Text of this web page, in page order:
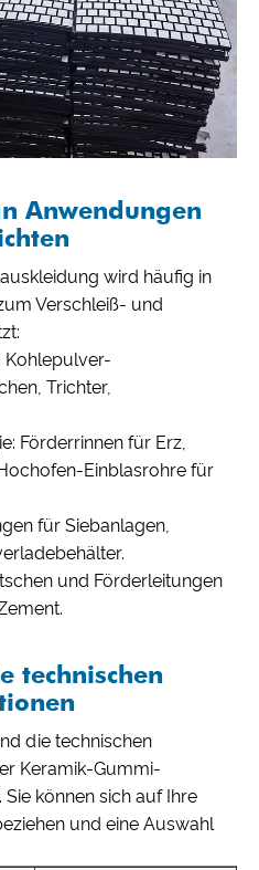
Anwendungen
wird häufig in
Verschleiß- und
Kohlepulver-
Trichter,
Förderrinnen für Erz,
Einblasrohre für
für Siebanlagen,
und Förderleitungen
technischen
die technischen
Keramik-Gummi-
können sich auf Ihre
und eine Auswahl